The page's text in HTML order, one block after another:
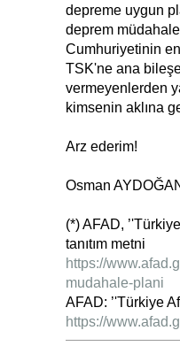
depreme uygun
deprem
Cumhuriyetinin
TSK'ne ana
vermeyenlerden
kimsenin aklına
Arz ederim!
Osman
(*) AFAD,
tanıtım metni
https://
mudahale-plani
AFAD: ’'Türkiye
https://